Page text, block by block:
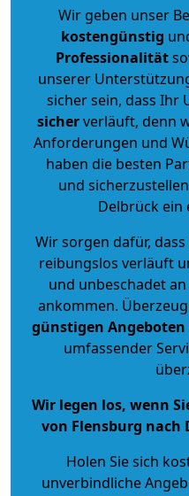
Wir geben unser
kostengünstig
Professionalität
unserer
sicher sein, dass Ihr
sicherverläuft, denn
Anforderungen und
haben die besten
und
Delbrück ein
Wir sorgen dafür,
reibungslos verläuft
und unbeschadet
ankommen.
günstigen
umfassender
Wir legen los, wenn
von Flensburg nach
Holen Sie sich
unverbindliche